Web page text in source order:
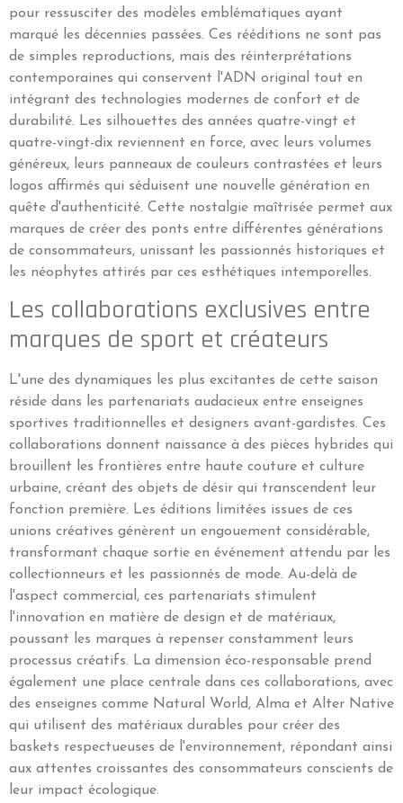
pour ressusciter des modèles emblématiques ayant
marqué les décennies passées. Ces rééditions ne sont pas
de simples reproductions, mais des réinterprétations
contemporaines qui conservent l'ADN original tout en
intégrant des technologies modernes de confort et de
durabilité. Les silhouettes des années quatre-vingt et
quatre-vingt-dix reviennent en force, avec leurs volumes
généreux, leurs panneaux de couleurs contrastées et leurs
logos affirmés qui séduisent une nouvelle génération en
quête d'authenticité. Cette nostalgie maîtrisée permet aux
marques de créer des ponts entre différentes générations
de consommateurs, unissant les passionnés historiques et
les néophytes attirés par ces esthétiques intemporelles.
Les collaborations exclusives entre
marques de sport et créateurs
L'une des dynamiques les plus excitantes de cette saison
réside dans les partenariats audacieux entre enseignes
sportives traditionnelles et designers avant-gardistes. Ces
collaborations donnent naissance à des pièces hybrides qui
brouillent les frontières entre haute couture et culture
urbaine, créant des objets de désir qui transcendent leur
fonction première. Les éditions limitées issues de ces
unions créatives génèrent un engouement considérable,
transformant chaque sortie en événement attendu par les
collectionneurs et les passionnés de mode. Au-delà de
l'aspect commercial, ces partenariats stimulent
l'innovation en matière de design et de matériaux,
poussant les marques à repenser constamment leurs
processus créatifs. La dimension éco-responsable prend
également une place centrale dans ces collaborations, avec
des enseignes comme Natural World, Alma et Alter Native
qui utilisent des matériaux durables pour créer des
baskets respectueuses de l'environnement, répondant ainsi
aux attentes croissantes des consommateurs conscients de
leur impact écologique.